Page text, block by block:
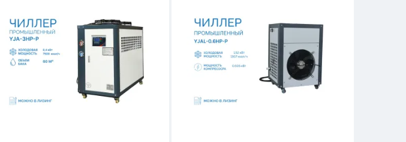
Тип компрессора Спиральный